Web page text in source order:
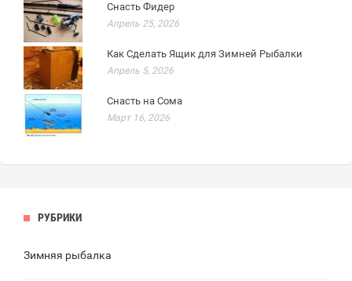
Снасть Фидер
Апрель 25, 2026
Как Сделать Ящик для Зимней Рыбалки
Апрель 5, 2026
Снасть на Сома
Март 16, 2026
РУБРИКИ
Зимняя рыбалка